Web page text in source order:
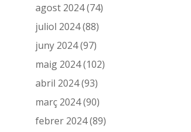
agost 2024(74)
juliol 2024(88)
juny 2024(97)
maig 2024(102)
abril 2024(93)
març 2024(90)
febrer 2024(89)